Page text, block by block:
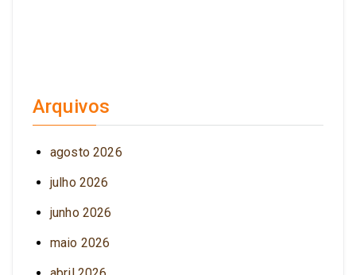
Arquivos
agosto 2026
julho 2026
junho 2026
maio 2026